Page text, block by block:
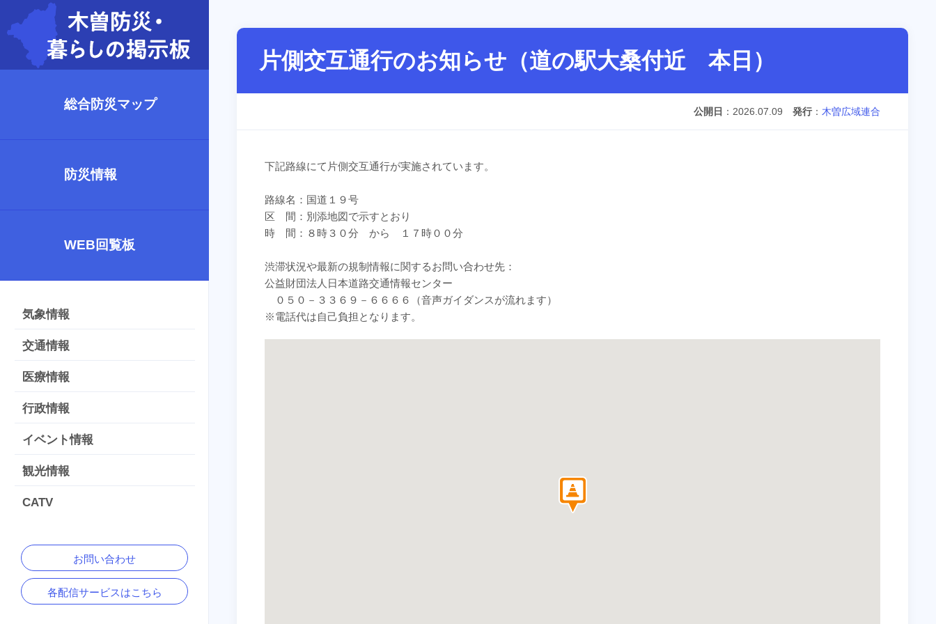
総合防災マップ
防災情報
WEB回覧板
気象情報
交通情報
医療情報
行政情報
イベント情報
観光情報
CATV
お問い合わせ
各配信サービスはこちら
片側交互通行のお知らせ（道の駅大桑付近 本日）
公開日 2026.07.09 発行 木曽広域連合
下記路線にて片側交互通行が実施されています。
路線名：国道１９号
区 間：別添地図で示すとおり
時 間：８時３０分 から １７時００分
渋滞状況や最新の規制情報に関するお問い合わせ先：
公益財団法人日本道路交通情報センター
０５０－３３６９－６６６６（音声ガイダンスが流れます）
※電話代は自己負担となります。